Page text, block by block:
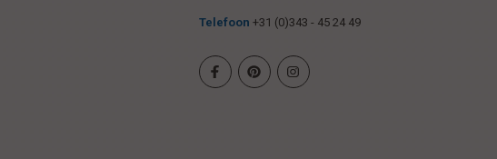
Telefoon +31 (0)343 - 45 24 49